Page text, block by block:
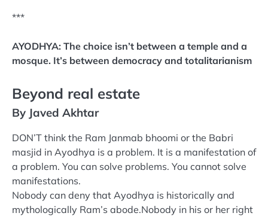
***
AYODHYA: The choice isn’t between a temple and a
mosque. It’s between democracy and totalitarianism
Beyond real estate
By Javed Akhtar
DON’T think the Ram Janmab bhoomi or the Babri
masjid in Ayodhya is a problem. It is a manifestation of
a problem. You can solve problems. You cannot solve
manifestations.
Nobody can deny that Ayodhya is historically and
mythologically Ram’s abode.Nobody in his or her right